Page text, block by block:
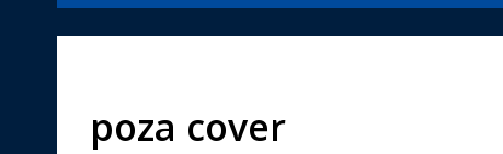
poza cover